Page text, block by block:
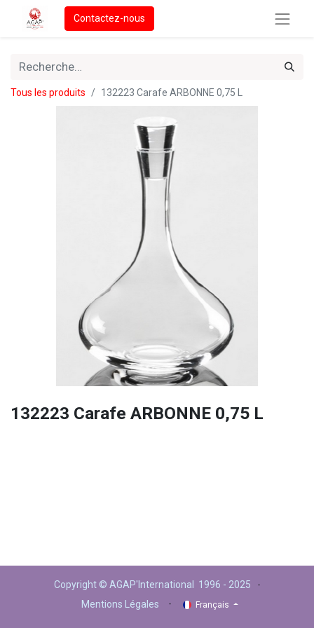
Contactez-nous
Tous les produits 132223 Carafe ARBONNE 0,75 L
132223 Carafe ARBONNE 0,75 L
Copyright © AGAP'International 1996 - 2025 -
Mentions Légales
- Français